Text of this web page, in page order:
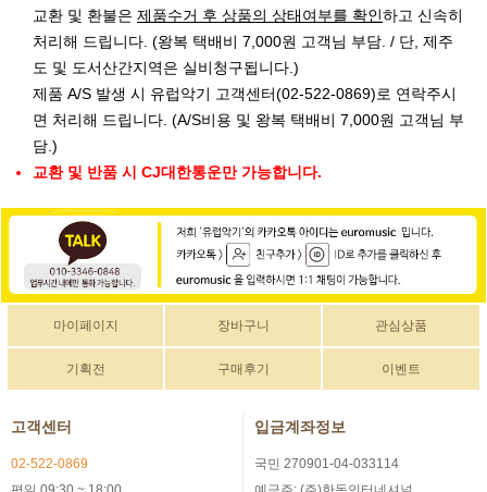
교환 및 환불은 제품수거 후 상품의 상태여부를 확인하고 신속히
처리해 드립니다. (왕복 택배비 7,000원 고객님 부담. / 단, 제주
도 및 도서산간지역은 실비청구됩니다.)
제품 A/S 발생 시 유럽악기 고객센터(02-522-0869)로 연락주시
면 처리해 드립니다. (A/S비용 및 왕복 택배비 7,000원 고객님 부
담.)
교환 및 반품 시 CJ대한통운만 가능합니다.
마이페이지 장바구니 관심상품
기획전 구매후기 이벤트
고객센터
02-522-0869
입금계좌정보
국민 270901-04-033114